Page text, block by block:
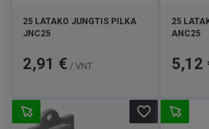
25 LATAKO JUNGTIS PILKA
JNC25
Kaina
2,91 € / VNT
25
ANC25
Kaina
5,12
favorite_border